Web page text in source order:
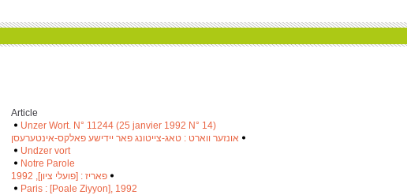
Article
Unzer Wort. N° 11244 (25 janvier 1992 N° 14)
אונזער ווארט : טאג-צייטונג פאר יידישע פאלקס-אינטערעסן
Undzer vort
Notre Parole
פאריז : [פועלי ציון], 1992
Paris : [Poale Ziyyon], 1992